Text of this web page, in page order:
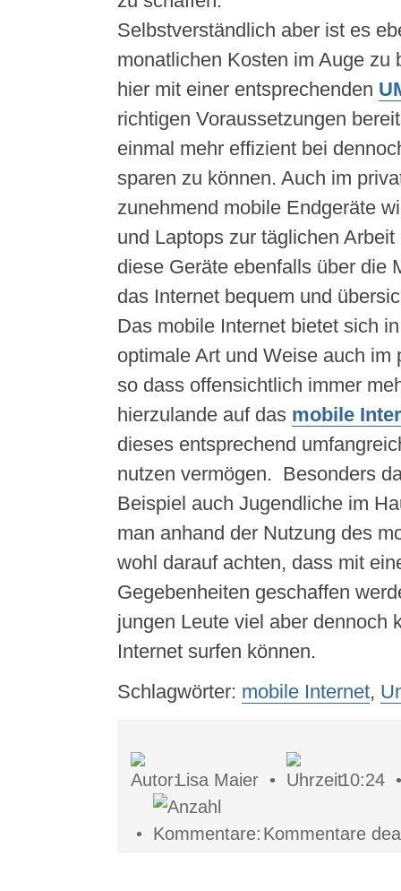
Selbstverständlich aber ist es
monatlichen Kosten im Auge zu
hier mit einer entsprechenden
richtigen Voraussetzungen
einmal mehr effizient bei
sparen zu können. Auch im
zunehmend mobile Endgeräte
und Laptops zur täglichen
diese Geräte ebenfalls über die
das Internet bequem und
Das mobile Internet bietet sich
optimale Art und Weise auch im
so dass offensichtlich immer
hierzulande auf das mobile
dieses entsprechend
nutzen vermögen. Besonders
Beispiel auch Jugendliche im
man anhand der Nutzung des
wohl darauf achten, dass mit
Gegebenheiten geschaffen
jungen Leute viel aber dennoch
Internet surfen können.
Schlagwörter: mobile Internet,
Lisa Maier • 10:24
• Kommentare